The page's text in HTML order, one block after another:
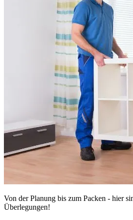
Von der Planung bis zum Packen - hier
Überlegungen!